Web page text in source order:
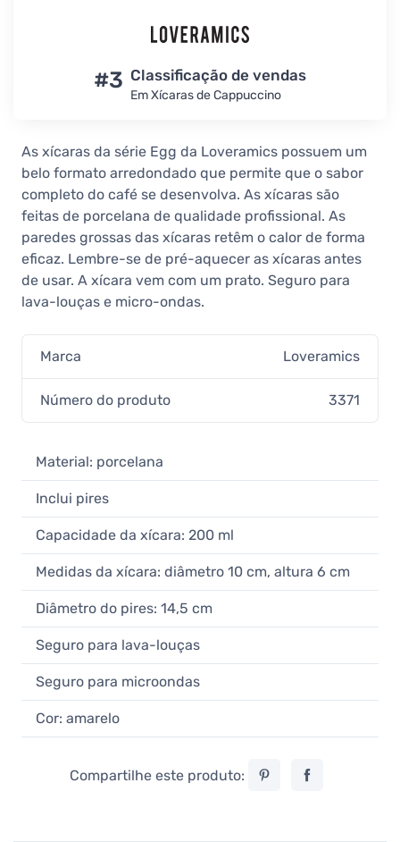
Cup 200 ml
Em estoque
Loveramics Egg Mint Cappuccino
Em estoque
Loveramics Egg Gunpowder
19,90 €
Em estoque
Loveramics Egg Granite Cappuccino
Cup 200 ml
19,90 €
Loveramics Egg Caramel
Cappuccino Cup 200 ml
Não confirmado
Loveramics Egg Brown Cappuccino
19,90 €
Em estoque
Cup 200 ml
19,90 €
Não confirmado
#3 Classificação de vendas
Em Xícaras de Cappuccino
As xícaras da série Egg da Loveramics possuem um
belo formato arredondado que permite que o sabor
completo do café se desenvolva. As xícaras são
feitas de porcelana de qualidade profissional. As
paredes grossas das xícaras retêm o calor de forma
eficaz. Lembre-se de pré-aquecer as xícaras antes
de usar. A xícara vem com um prato. Seguro para
lava-louças e micro-ondas.
Marca Loveramics
Número do produto 3371
Material: porcelana
Inclui pires
Capacidade da xícara: 200 ml
Medidas da xícara: diâmetro 10 cm, altura 6 cm
Diâmetro do pires: 14,5 cm
Seguro para lava-louças
Seguro para microondas
Cor: amarelo
Compartilhe este produto: